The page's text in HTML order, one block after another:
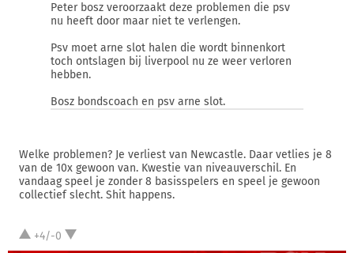
Peter bosz veroorzaakt deze problemen die psv
nu heeft door maar niet te verlengen.
Psv moet arne slot halen die wordt binnenkort
toch ontslagen bij liverpool nu ze weer verloren
hebben.
Bosz bondscoach en psv arne slot.
Welke problemen? Je verliest van Newcastle. Daar vetlies je 8
van de 10x gewoon van. Kwestie van niveauverschil. En
vandaag speel je zonder 8 basisspelers en speel je gewoon
collectief slecht. Shit happens.
+4/-0